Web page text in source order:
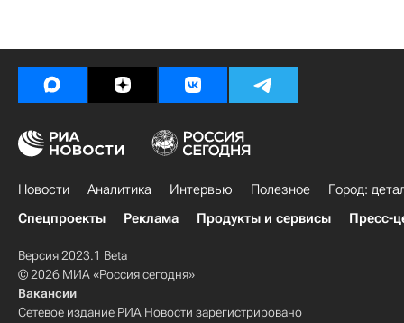
Новости Аналитика Интервью Полезное
Город:
Спецпроекты
Реклама Продукты и сервисы Пресс-
Версия 2023.1 Beta
© 2026 МИА «Россия сегодня»
Вакансии
Сетевое издание РИА Новости зарегистрировано